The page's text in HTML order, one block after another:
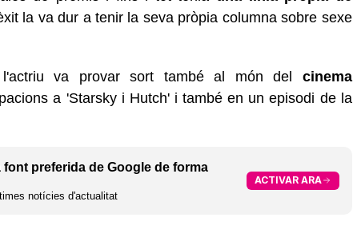
la va dur a tenir la seva pròpia columna sobre sexe
va provar sort també al món del cinema
a 'Starsky i Hutch' i també en un episodi de la
font preferida de Google de forma
notícies d'actualitat
ACTIVAR ARA